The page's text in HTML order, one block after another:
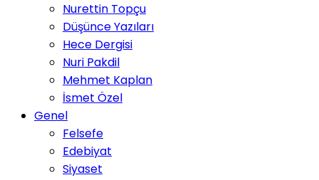
Nurettin Topçu
Düşünce Yazıları
Hece Dergisi
Nuri Pakdil
Mehmet Kaplan
İsmet Özel
Genel
Felsefe
Edebiyat
Siyaset